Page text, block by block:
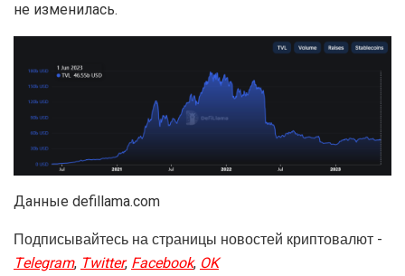
не изменилась.
Данные defillama.com
Подписывайтесь на страницы новостей криптовалют -
Telegram,Twitter,Facebook,OK